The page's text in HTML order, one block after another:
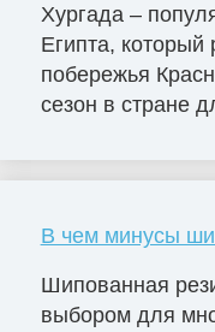
Хургада –
Египта,
побережья
сезон в стране
В чем минусы
Шипованная
выбором для